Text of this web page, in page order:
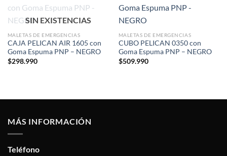
SIN EXISTENCIAS
MALETAS DE EMERGENCIAS
CAJA PELICAN AIR 1605 con
Goma Espuma PNP – NEGRO
$298.990
MALETAS DE EMERGENCIAS
CUBO PELICAN 0350 con
Goma Espuma PNP – NEGRO
$509.990
MÁS INFORMACIÓN
Teléfono